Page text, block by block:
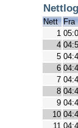
Nett Fra
1
4
5
6
7
8
9
10
11